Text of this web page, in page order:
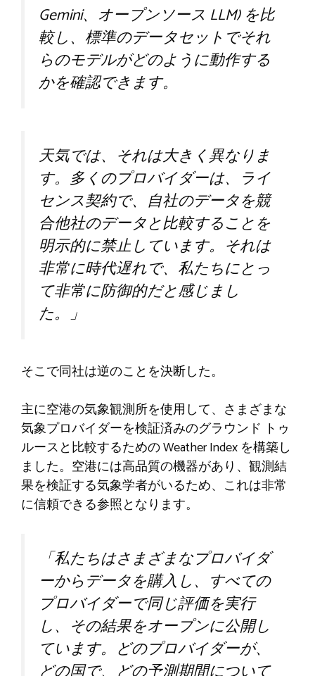
Gemini、オープンソース LLM) を比
較し、標準のデータセットでそれ
らのモデルがどのように動作する
かを確認できます。
天気では、それは大きく異なりま
す。多くのプロバイダーは、ライ
センス契約で、自社のデータを競
合他社のデータと比較することを
明示的に禁止しています。それは
非常に時代遅れで、私たちにとっ
て非常に防御的だと感じまし
た。」
そこで同社は逆のことを決断した。
主に空港の気象観測所を使用して、さまざまな
気象プロバイダーを検証済みのグラウンド トゥ
ルースと比較するための Weather Index を構築し
ました。空港には高品質の機器があり、観測結
果を検証する気象学者がいるため、これは非常
に信頼できる参照となります。
「私たちはさまざまなプロバイダ
ーからデータを購入し、すべての
プロバイダーで同じ評価を実行
し、その結果をオープンに公開し
ています。どのプロバイダーが、